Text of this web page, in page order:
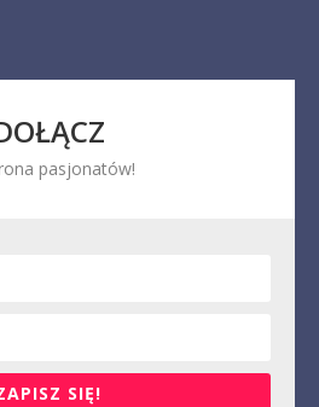
pasjonatów!
SIĘ!